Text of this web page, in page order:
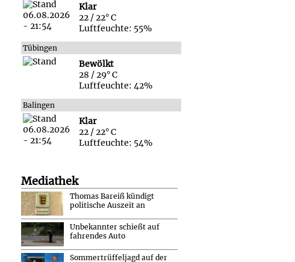
Klar
22 / 22° C
Luftfeuchte: 55%
Tübingen
Bewölkt
28 / 29° C
Luftfeuchte: 42%
Balingen
Klar
22 / 22° C
Luftfeuchte: 54%
Mediathek
Thomas Bareiß kündigt
politische Auszeit an
Unbekannter schießt auf
fahrendes Auto
Sommertrüffeljagd auf der